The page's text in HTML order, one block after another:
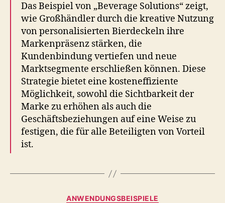
Das Beispiel von „Beverage Solutions“ zeigt,
wie Großhändler durch die kreative Nutzung
von personalisierten Bierdeckeln ihre
Markenpräsenz stärken, die
Kundenbindung vertiefen und neue
Marktsegmente erschließen können. Diese
Strategie bietet eine kosteneffiziente
Möglichkeit, sowohl die Sichtbarkeit der
Marke zu erhöhen als auch die
Geschäftsbeziehungen auf eine Weise zu
festigen, die für alle Beteiligten von Vorteil
ist.
Kategorien
ANWENDUNGSBEISPIELE